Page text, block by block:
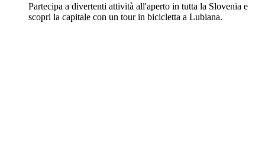
Partecipa a divertenti attività all'aperto in tutta la Slovenia e
scopri la capitale con un tour in bicicletta a Lubiana.